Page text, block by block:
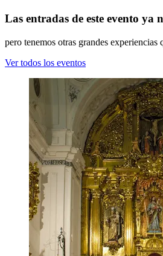
Las entradas de este evento ya
pero tenemos otras grandes experiencias
Ver todos los eventos